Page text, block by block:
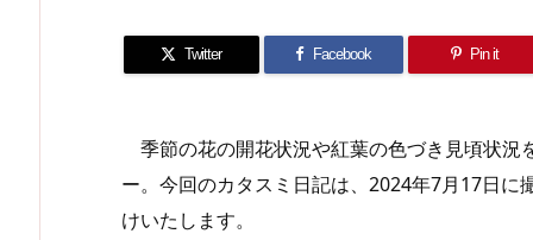
Twitter Facebook Pin it
季節の花の開花状況や紅葉の色づき見頃状況
ー。今回のカタスミ日記は、2024年7月17日
けいたします。